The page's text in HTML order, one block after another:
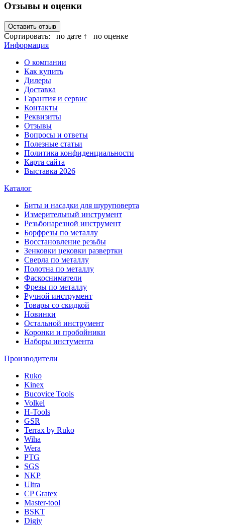
Отзывы и оценки
Оставить отзыв
Сортировать: по дате ↑
по оценке
Информация
О компании
Как купить
Дилеры
Доставка
Гарантия и сервис
Контакты
Реквизиты
Отзывы
Вопросы и ответы
Полезные статьи
Политика конфиденциальности
Карта сайта
Выставка 2026
Каталог
Биты и насадки для шуруповерта
Измерительный инструмент
Резьбонарезной инструмент
Борфрезы по металлу
Восстановление резьбы
Зенковки цековки развертки
Сверла по металлу
Полотна по металлу
Фаскосниматели
Фрезы по металлу
Ручной инструмент
Товары со скидкой
Новинки
Остальной инструмент
Коронки и пробойники
Наборы инстумента
Производители
Ruko
Kinex
Bucovice Tools
Volkel
H-Tools
GSR
Terrax by Ruko
Wiha
Wera
PTG
SGS
NKP
Ultra
CP Gratex
Master-tool
BSKT
Digjy